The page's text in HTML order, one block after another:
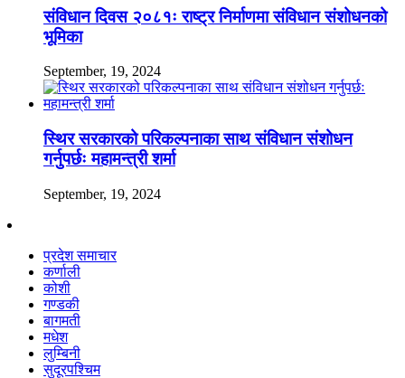
संविधान दिवस २०८१ः राष्ट्र निर्माणमा संविधान संशोधनको
भूमिका
September, 19, 2024
स्थिर सरकारको परिकल्पनाका साथ संविधान संशोधन
गर्नुपर्छः महामन्त्री शर्मा
September, 19, 2024
प्रदेश समाचार
कर्णाली
कोशी
गण्डकी
बागमती
मधेश
लुम्बिनी
सुदूरपश्चिम